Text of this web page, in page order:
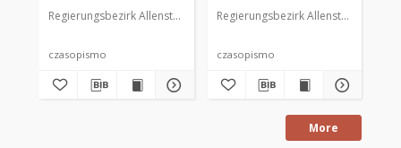
Regierungsbezirk Allenstein
czasopismo
Regierungsbezirk Allenstein
czasopismo
More